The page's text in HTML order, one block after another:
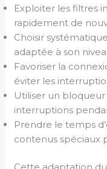
Exploiter les filtres
rapidement de
Choisir
adaptée à son
Favoriser la
éviter les
Utiliser un
interruptions
Prendre le temps
contenus spéciaux